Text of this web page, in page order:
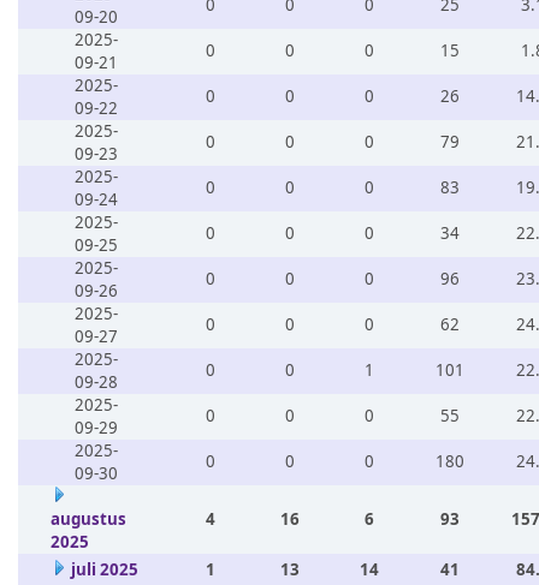
09-20
0 0 0 25
2025-
09-21
0 0 0 15
2025-
09-22
0 0 0 26
2025-
09-23
0 0 0 79
2025-
09-24
0 0 0 83
2025-
09-25
0 0 0 34
2025-
09-26
0 0 0 96
2025-
09-27
0 0 0 62
2025-
09-28
0 0 1 101
2025-
09-29
0 0 0 55
2025-
09-30
0 0 0 180
augustus
2025
4 16 6 93
juli 2025 1 13 14 41